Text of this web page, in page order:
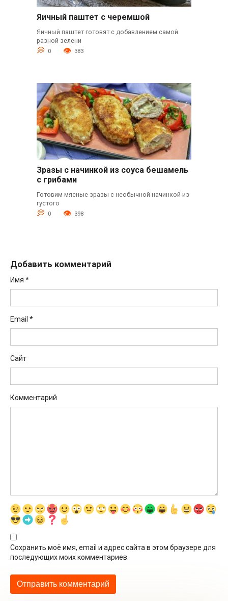
Яичный паштет с черемшой
Яичный паштет готовят с добавлением самой
разной зелени
0 383
Зразы с начинкой из соуса бешамель
с грибами
Готовим мясные зразы с необычной начинкой из
густого
0 398
Добавить комментарий
Имя *
Email *
Сайт
Комментарий
Сохранить моё имя, email и адрес сайта в этом браузере для
последующих моих комментариев.